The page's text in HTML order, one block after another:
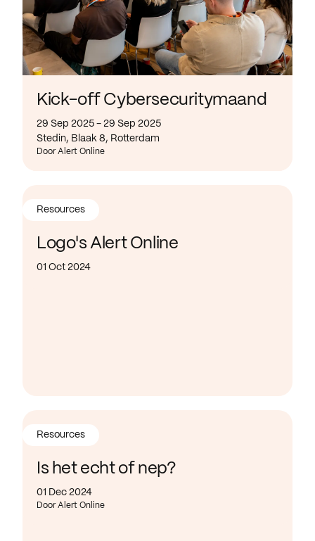
Kick-off Cybersecuritymaand
29 Sep 2025 - 29 Sep 2025
Stedin, Blaak 8, Rotterdam
Door Alert Online
Logo's Alert Online
01 Oct 2024
Resources
Is het echt of nep?
01 Dec 2024
Door Alert Online
Resources